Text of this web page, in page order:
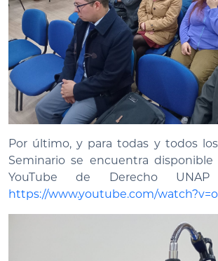
Por último, y para todas y todos
Seminario se encuentra
YouTube de Derecho
https://www.youtube.com/